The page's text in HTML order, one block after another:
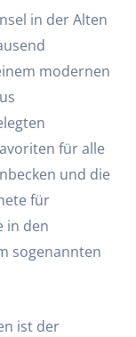
in der Alten
modernen
für alle
und die
für
in den
sogenannten
ist der